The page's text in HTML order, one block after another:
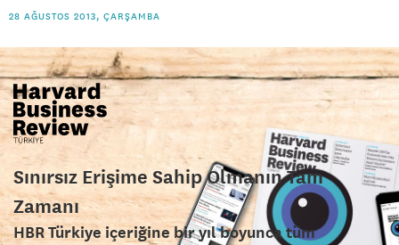
28 AĞUSTOS 2013, ÇARŞAMBA
Sınırsız Erişime Sahip Olmanın Tam
Zamanı
HBR Türkiye içeriğine bir yıl boyunca tüm